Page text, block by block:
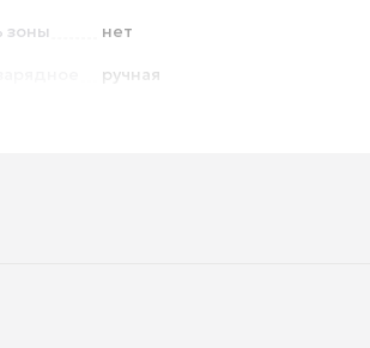
зоны
нет
ручная